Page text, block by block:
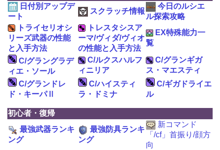
日付別アップデ
ート
スクラッチ情報
今日のルシエ
ル探索攻略
トライセリオシ
リーズ武器の性能
と入手方法
トレスタシスア
ーマ/ヴィダ/ヴィオ
の性能と入手方法
EX特殊能力一
覧
C/グラングラデ
ィエ・ソール
C/ルクスハルフ
ィニリア
C/グランギガ
ス・マエスティ
C/グランドレ
ド・キーパⅡ
C/ハイスティ
ラ・ドミナ
C/ギガドライエ
ル
初心者・復帰
最強武器ランキ
ング
最強防具ランキ
ング
新コマンド
「/cf」首振り/顔方
向